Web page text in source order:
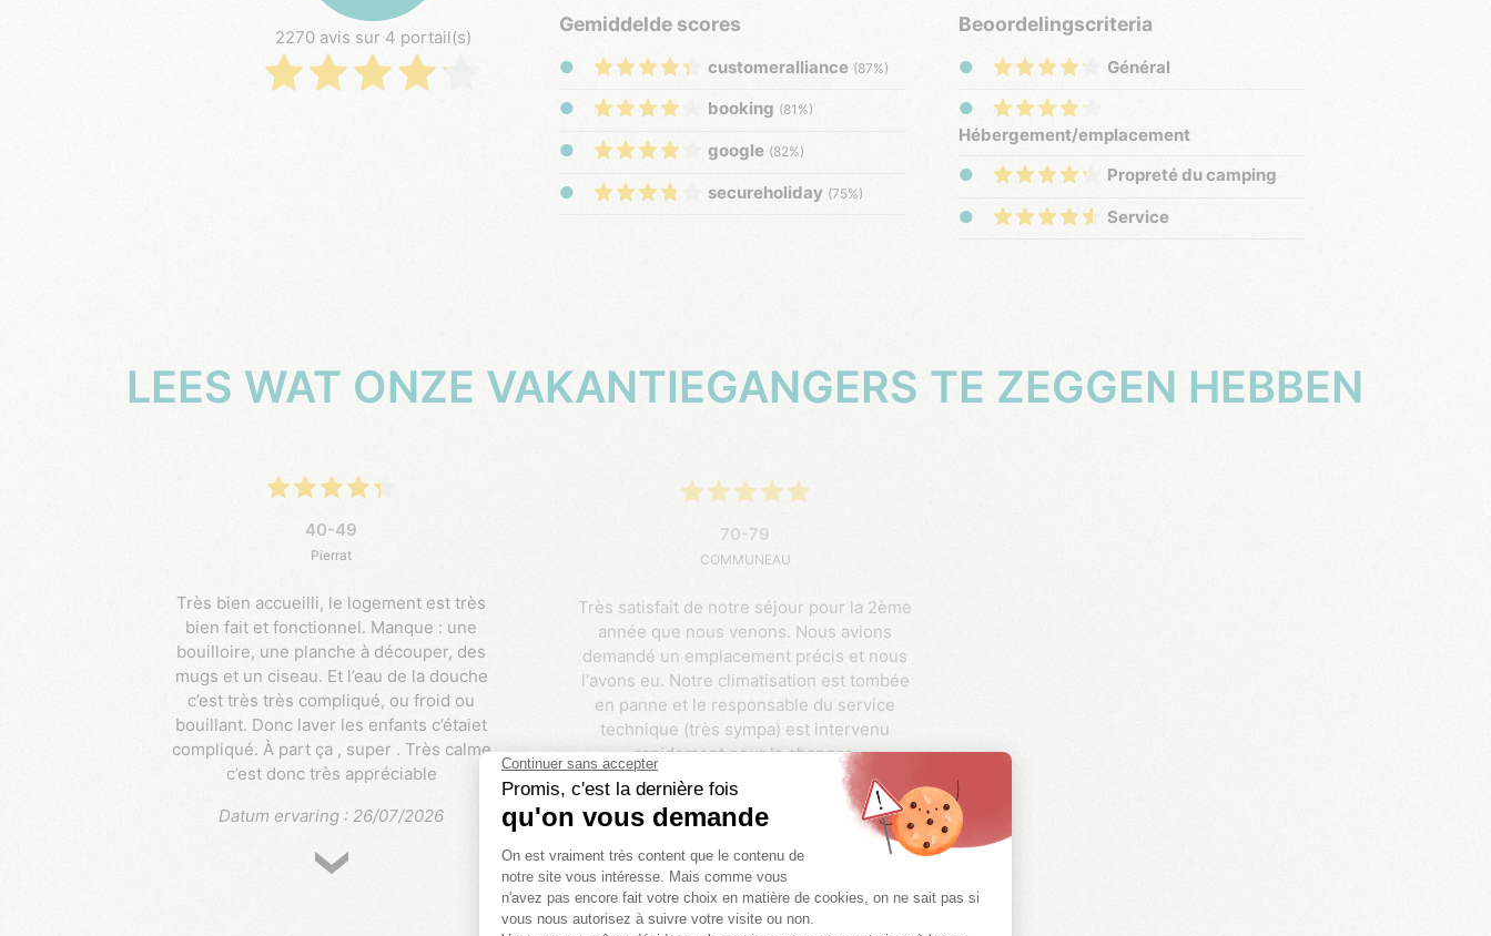
2270 avis sur 4 portail(s)
Gemiddelde scores
customeralliance (87%)
booking (81%)
google (82%)
secureholiday (75%)
Beoordelingscriteria
Général
Hébergement/emplacement
Propreté du camping
Service
LEES WAT ONZE VAKANTIEGANGERS TE ZEGGEN HEBBEN
40-49
Pierrat
Très bien accueilli, le logement est très
bien fait et fonctionnel. Manque : une
bouilloire, une planche à découper, des
mugs et un ciseau. Et l’eau de la douche
c’est très très compliqué, ou froid ou
bouillant. Donc laver les enfants c’étaiet
compliqué. À part ça , super . Très calme
c’est donc très appréciable
Datum ervaring : 26/07/2026
70-79
COMMUNEAU
Très satisfait de notre séjour pour la 2ème
année que nous venons. Nous avions
demandé un emplacement précis et nous
l'avons eu. Notre climatisation est tombée
en panne et le responsable du service
technique (très sympa) est intervenu
rapidement pour la changer.
Datum ervaring : 26/07/2026